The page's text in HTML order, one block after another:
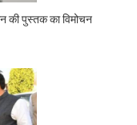
की पुस्तक का विमोचन